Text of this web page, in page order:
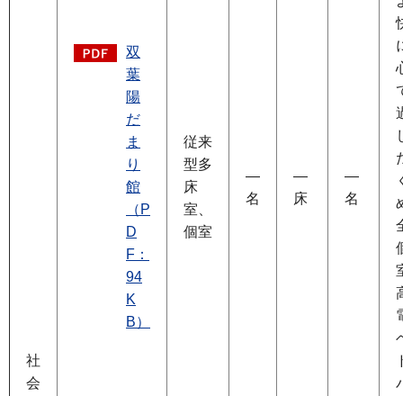
社
会
双
葉
陽
だ
ま
り
館
（P
D
F：
94
K
B）
従来
型多
床
室、
個室
―
名
―
床
―
名